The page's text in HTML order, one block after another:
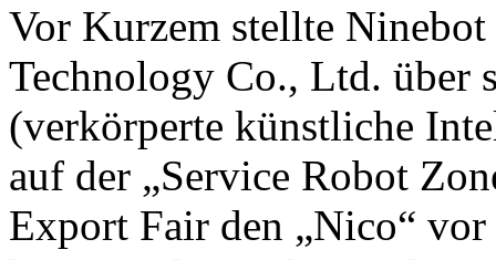
Vor Kurzem stellte
Technology Co., Ltd. über
(verkörperte künstliche
auf der „Service Robot
Export Fair den „Nico“